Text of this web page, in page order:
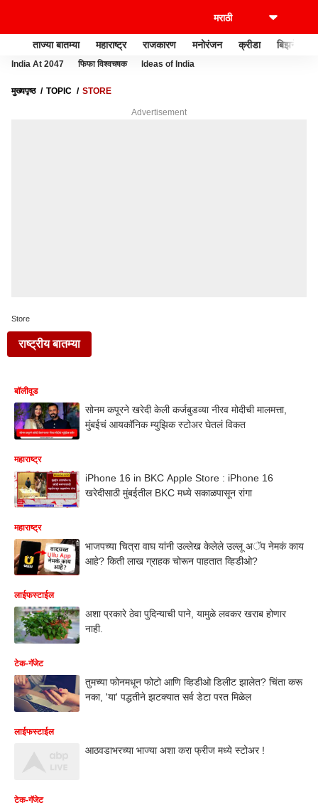
ताज्या बातम्या महाराष्ट्र राजकारण मनोरंजन क्रीडा बिझनेस
India At 2047 फिफा विश्वचषक Ideas of India
मुख्यपृष्ठ TOPIC STORE
Advertisement
Store
राष्ट्रीय बातम्या
बॉलीवूड
सोनम कपूरने खरेदी केली कर्जबुडव्या नीरव मोदीची मालमत्ता,
मुंबईचं आयकॉनिक म्युझिक स्टोअर घेतलं विकत
महाराष्ट्र
iPhone 16 in BKC Apple Store : iPhone 16
खरेदीसाठी मुंबईतील BKC मध्ये सकाळपासून रांगा
महाराष्ट्र
भाजपच्या चित्रा वाघ यांनी उल्लेख केलेले उल्लू अॅप नेमकं काय
आहे? किती लाख ग्राहक चोरून पाहतात व्हिडीओ?
लाईफस्टाईल
अशा प्रकारे ठेवा पुदिन्याची पाने, यामुळे लवकर खराब होणार
नाही.
टेक-गॅजेट
तुमच्या फोनमधून फोटो आणि व्हिडीओ डिलीट झालेत? चिंता करू
नका, 'या' पद्धतीने झटक्यात सर्व डेटा परत मिळेल
लाईफस्टाईल
आठवडाभरच्या भाज्या अशा करा फ्रीज मध्ये स्टोअर !
टेक-गॅजेट